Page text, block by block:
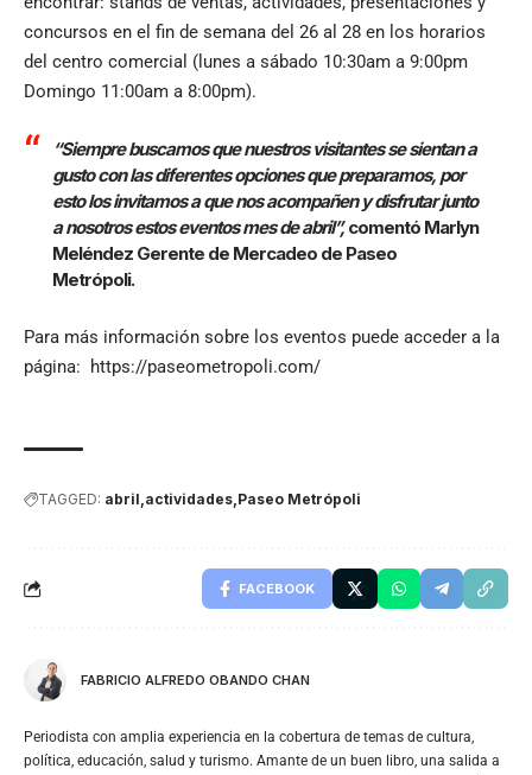
concursos en el fin de semana del 26 al 28 en los horarios
del centro comercial (lunes a sábado 10:30am a 9:00pm
Domingo 11:00am a 8:00pm).
“Siempre buscamos que nuestros visitantes se sientan a
gusto con las diferentes opciones que preparamos, por
esto los invitamos a que nos acompañen y disfrutar junto
a nosotros estos eventos mes de abril”,comentó Marlyn
Meléndez Gerente de Mercadeo de Paseo
Metrópoli.
Para más información sobre los eventos puede acceder a la
página:
https://paseometropoli.com/
TAGGED: abril actividades Paseo Metrópoli
FACEBOOK
FABRICIO ALFREDO OBANDO CHAN
Periodista con amplia experiencia en la cobertura de temas de cultura,
política, educación, salud y turismo. Amante de un buen libro, una salida a